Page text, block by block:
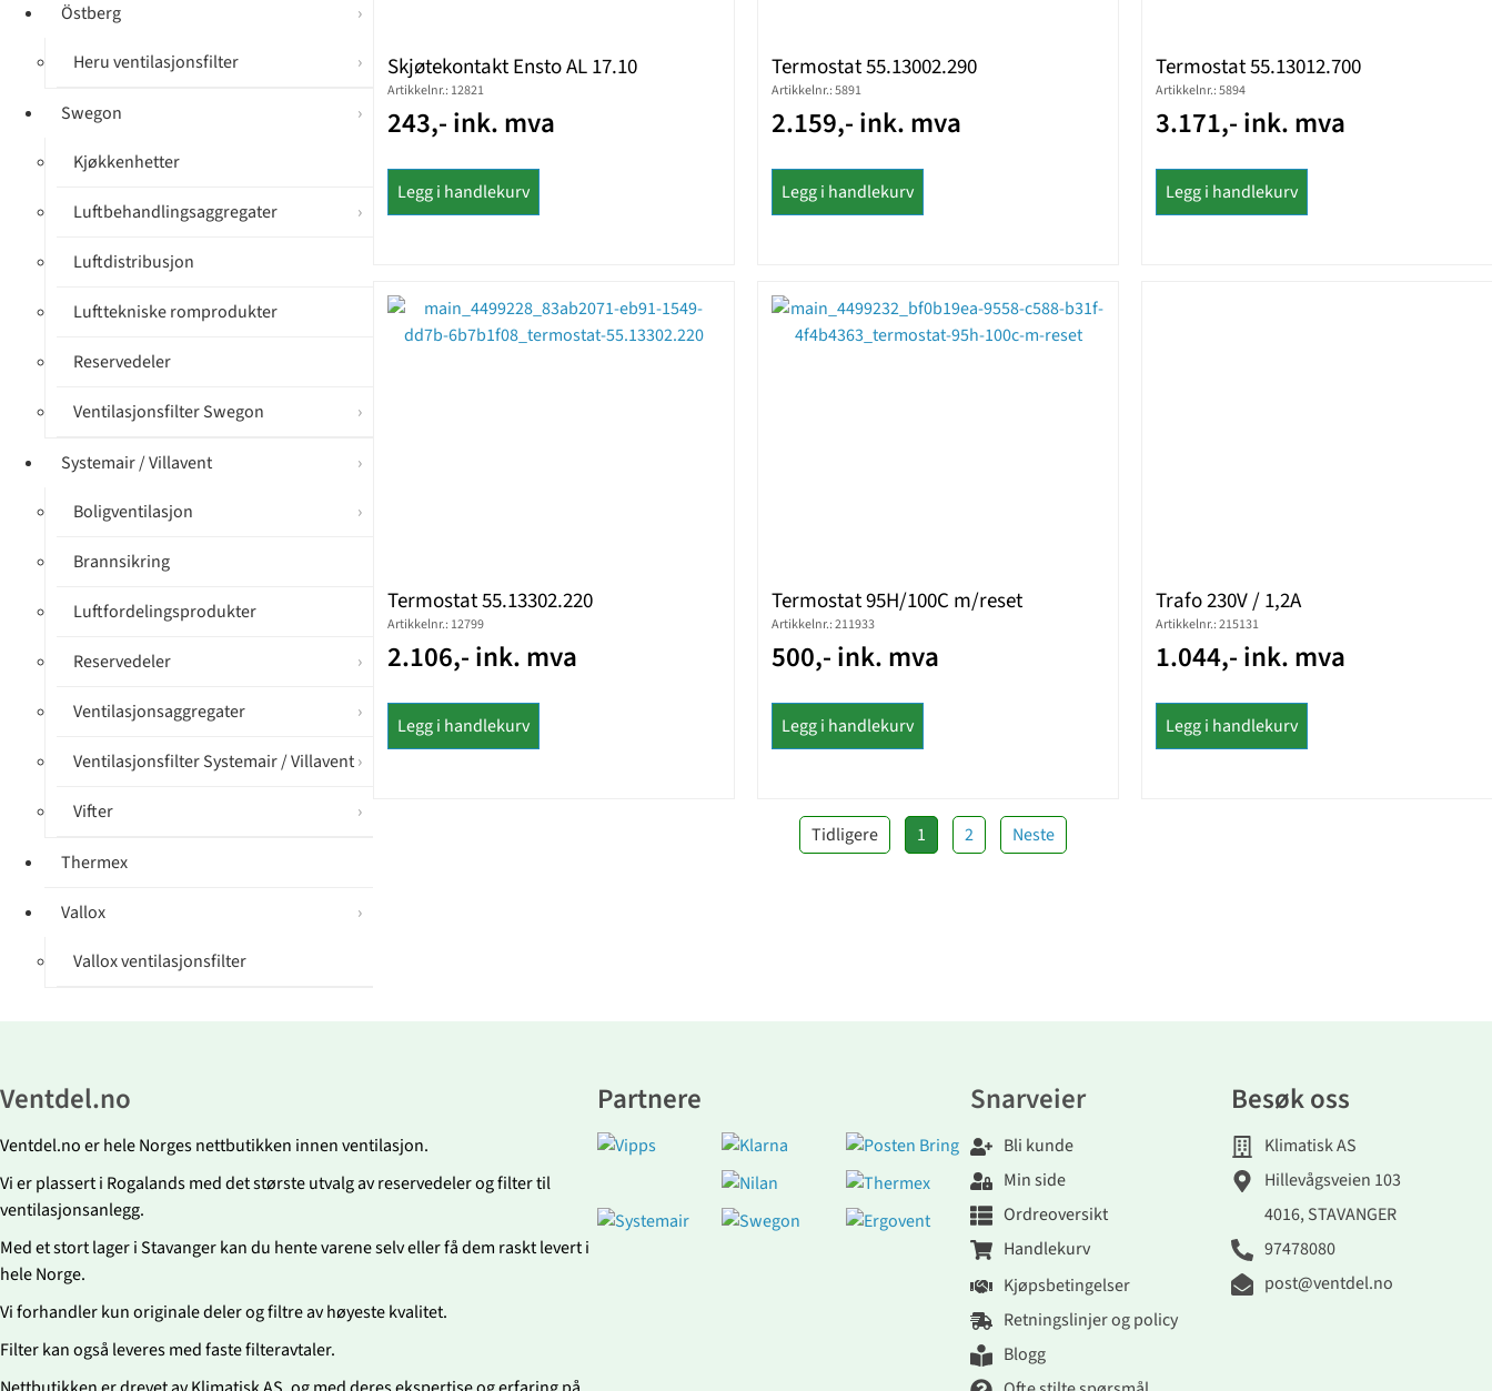
Östberg
Heru ventilasjonsfilter
Swegon
Kjøkkenhetter
Luftbehandlingsaggregater
Luftdistribusjon
Lufttekniske romprodukter
Reservedeler
Ventilasjonsfilter Swegon
Systemair / Villavent
Boligventilasjon
Brannsikring
Luftfordelingsprodukter
Reservedeler
Ventilasjonsaggregater
Ventilasjonsfilter Systemair / Villavent
Vifter
Thermex
Vallox
Vallox ventilasjonsfilter
Skjøtekontakt Ensto AL 17.10
Artikkelnr.: 12821
243,- ink. mva
Legg i handlekurv
Termostat 55.13002.290
Artikkelnr.: 5891
2.159,- ink. mva
Legg i handlekurv
Termostat 55.13012.700
Artikkelnr.: 5894
3.171,- ink. mva
Legg i handlekurv
Termostat 55.13302.220
Artikkelnr.: 12799
2.106,- ink. mva
Legg i handlekurv
Termostat 95H/100C m/reset
Artikkelnr.: 211933
500,- ink. mva
Legg i handlekurv
Trafo 230V / 1,2A
Artikkelnr.: 215131
1.044,- ink. mva
Legg i handlekurv
Tidligere 1 2 Neste
Ventdel.no
Ventdel.no er hele Norges nettbutikken innen ventilasjon.
Vi er plassert i Rogalands med det største utvalg av reservedeler og filter til
ventilasjonsanlegg.
Med et stort lager i Stavanger kan du hente varene selv eller få dem raskt levert i
hele Norge.
Vi forhandler kun originale deler og filtre av høyeste kvalitet.
Filter kan også leveres med faste filteravtaler.
Partnere Snarveier
Bli kunde
Min side
Ordreoversikt
Handlekurv
Kjøpsbetingelser
Retningslinjer og policy
Blogg
Besøk oss
Klimatisk AS
Hillevågsveien 103
4016, STAVANGER
97478080
post@ventdel.no